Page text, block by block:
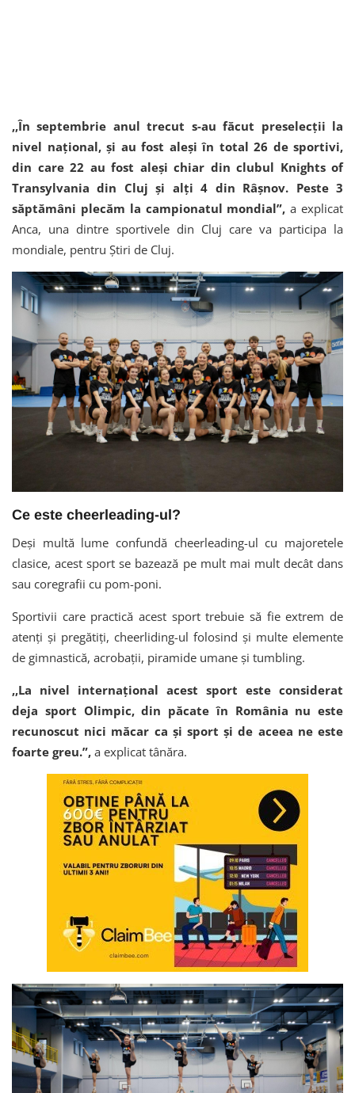
,,În septembrie anul trecut s-au făcut preselecții la
nivel național, și au fost aleși în total 26 de sportivi,
din care 22 au fost aleși chiar din clubul Knights of
Transylvania din Cluj și alți 4 din Râșnov. Peste 3
săptămâni plecăm la campionatul mondial”,a explicat
Anca, una dintre sportivele din Cluj care va participa la
mondiale, pentru Știri de Cluj.
Ce este cheerleading-ul?
Deși multă lume confundă cheerleading-ul cu majoretele
clasice, acest sport se bazează pe mult mai mult decât dans
sau coregrafii cu pom-poni.
Sportivii care practică acest sport trebuie să fie extrem de
atenți și pregătiți, cheerliding-ul folosind și multe elemente
de gimnastică, acrobații, piramide umane și tumbling.
,,La nivel internațional acest sport este considerat
deja sport Olimpic, din păcate în România nu este
recunoscut nici măcar ca și sport și de aceea ne este
foarte greu.”, a explicat tânăra.